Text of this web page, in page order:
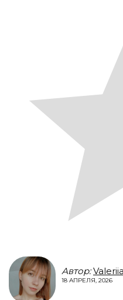
Автор: Valeriia
18 АПРЕЛЯ, 2026